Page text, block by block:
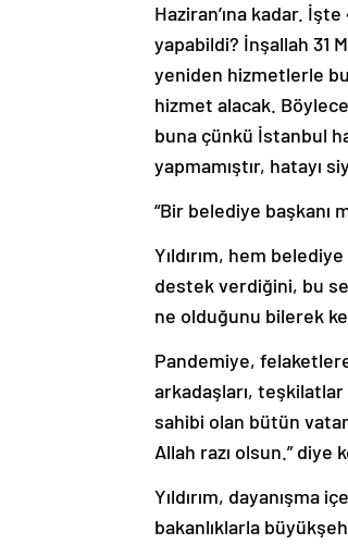
Haziran’ına kadar.
yapabildi? İnşallah 31
yeniden hizmetlerle
hizmet alacak.
buna çünkü İstanbul
yapmamıştır, hatayı
“Bir belediye başkanı
Yıldırım, hem
destek verdiğini, bu
ne olduğunu bilerek
Pandemiye,
arkadaşları, teşkilatlar
sahibi olan bütün
Allah razı olsun.” diye
Yıldırım, dayanışma
bakanlıklarla